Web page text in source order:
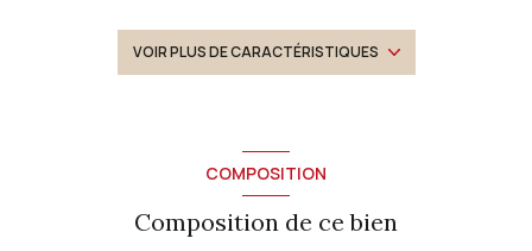
Chauffage central : chaudière (gaz)
VOIR PLUS DE CARACTÉRISTIQUES
COMPOSITION
Composition de ce bien